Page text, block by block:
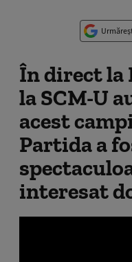
În direct la
la SCM-U
acest
Partida a
interesat